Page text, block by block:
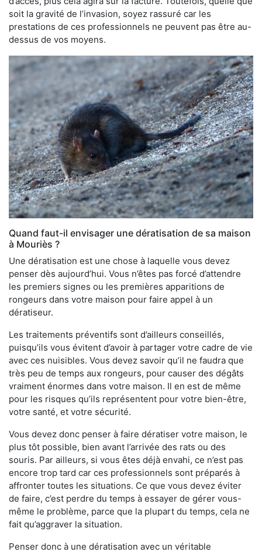
soit la gravité de l’invasion, soyez rassuré car les
prestations de ces professionnels ne peuvent pas être au-
dessus de vos moyens.
Quand faut-il envisager une dératisation de sa maison
à Mouriès ?
Une dératisation est une chose à laquelle vous devez
penser dès aujourd’hui. Vous n’êtes pas forcé d’attendre
les premiers signes ou les premières apparitions de
rongeurs dans votre maison pour faire appel à un
dératiseur.
Les traitements préventifs sont d’ailleurs conseillés,
puisqu’ils vous évitent d’avoir à partager votre cadre de vie
avec ces nuisibles. Vous devez savoir qu’il ne faudra que
très peu de temps aux rongeurs, pour causer des dégâts
vraiment énormes dans votre maison. Il en est de même
pour les risques qu’ils représentent pour votre bien-être,
votre santé, et votre sécurité.
Vous devez donc penser à faire dératiser votre maison, le
plus tôt possible, bien avant l’arrivée des rats ou des
souris. Par ailleurs, si vous êtes déjà envahi, ce n’est pas
encore trop tard car ces professionnels sont préparés à
affronter toutes les situations. Ce que vous devez éviter
de faire, c’est perdre du temps à essayer de gérer vous-
même le problème, parce que la plupart du temps, cela ne
fait qu’aggraver la situation.
Penser donc à une dératisation avec un véritable